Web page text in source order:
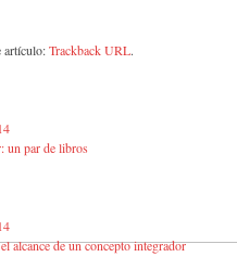
artículo:Trackback URL.
un par de libros
alcance de un concepto integrador